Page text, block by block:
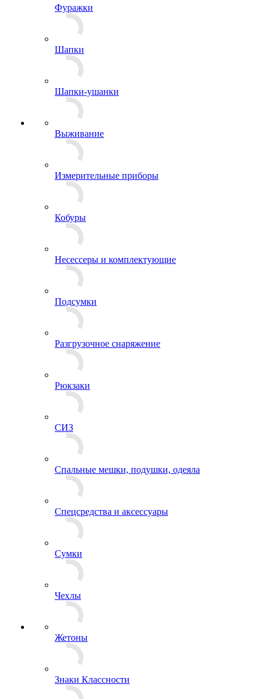
Фуражки
Шапки
Шапки-ушанки
Выживание
Измерительные приборы
Кобуры
Несессеры и комплектующие
Подсумки
Разгрузочное снаряжение
Рюкзаки
Спальные мешки, подушки, одеяла
Спецсредства и аксессуары
Сумки
Чехлы
Жетоны